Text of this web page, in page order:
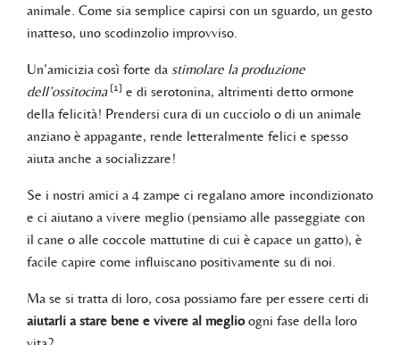
animale. Come sia semplice capirsi con un sguardo, un gesto
inatteso, uno scodinzolio improvviso.
Un’amicizia così forte da stimolare la produzione
dell’ossitocina [1] e di serotonina, altrimenti detto ormone
della felicità! Prendersi cura di un cucciolo o di un animale
anziano è appagante, rende letteralmente felici e spesso
aiuta anche a socializzare!
Se i nostri amici a 4 zampe ci regalano amore incondizionato
e ci aiutano a vivere meglio (pensiamo alle passeggiate con
il cane o alle coccole mattutine di cui è capace un gatto), è
facile capire come influiscano positivamente su di noi.
Ma se si tratta di loro, cosa possiamo fare per essere certi di
aiutarli a stare bene e vivere al meglioogni fase della loro